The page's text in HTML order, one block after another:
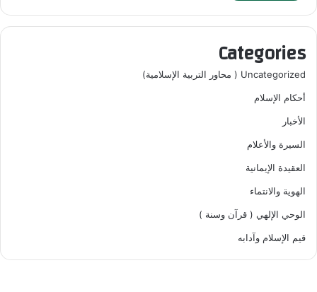
Categories
Uncategorized ( محاور التربية الإسلامية)
أحكام الإسلام
الأخبار
السيرة والأعلام
العقيدة الإيمانية
الهوية والانتماء
الوحي الإلهي ( قرآن وسنة )
قيم الإسلام وآدابه